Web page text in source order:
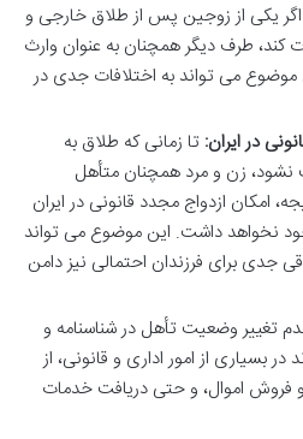
اگر یکی از زوجین پس از طلاق خارجی و
کند، طرف دیگر همچنان به عنوان وارث
موضوع می تواند به اختلافات جدی در
در ایران: تا زمانی که طلاق به
زن و مرد همچنان متأهل
امکان ازدواج مجدد قانونی در ایران
نخواهد داشت. این موضوع می تواند
جدی برای فرزندان احتمالی نیز دامن
تغییر وضعیت تأهل در شناسنامه و
در بسیاری از امور اداری و قانونی، از
فروش اموال، و حتی دریافت خدمات